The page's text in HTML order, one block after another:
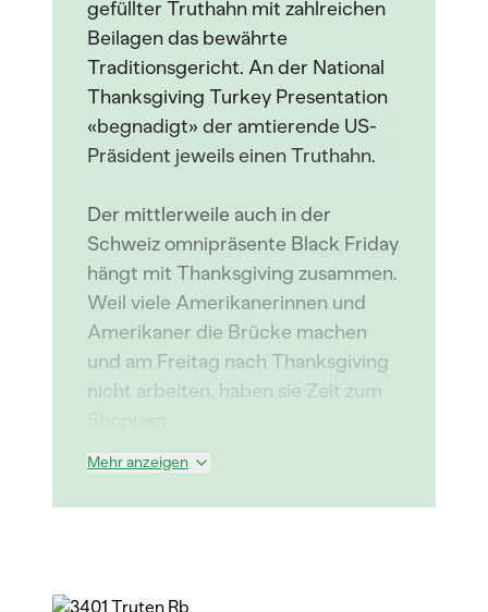
gefüllter Truthahn mit zahlreichen
Beilagen das bewährte
Traditionsgericht. An der National
Thanksgiving Turkey Presentation
«begnadigt» der amtierende US-
Präsident jeweils einen Truthahn.
Der mittlerweile auch in der
Schweiz omnipräsente Black Friday
hängt mit Thanksgiving zusammen.
Weil viele Amerikanerinnen und
Amerikaner die Brücke machen
und am Freitag nach Thanksgiving
nicht arbeiten, haben sie Zeit zum
Mehr anzeigen